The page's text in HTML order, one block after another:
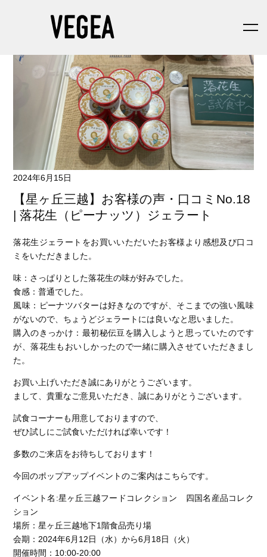
2024年6月15日
【星ヶ丘三越】お客様の声・口コミNo.18
| 落花生（ピーナッツ）ジェラート
落花生ジェラートをお買いいただいたお客様より感想及び口コ
ミをいただきました。
味：さっぱりとした落花生の味が好みでした。
食感：普通でした。
風味：ピーナツバターは好きなのですが、そこまでの強い風味
がないので、ちょうどジェラートには良いなと思いました。
購入のきっかけ：最初秘伝豆を購入しようと思っていたのです
が、落花生もおいしかったので一緒に購入させていただきまし
た。
お買い上げいただき誠にありがとうございます。
まして、貴重なご意見いただき、誠にありがとうございます。
試食コーナーも用意しておりますので、
ぜひ試しにご試食いただければ幸いです！
多数のご来店をお待ちしております！
今回のポップアップイベントのご案内はこちらです。
イベント名:星ヶ丘三越フードコレクション 四国名産品コレク
ション
場所：星ヶ丘三越地下1階食品売り場
会期：2024年6月12日（水）から6月18日（火）
開催時間：10:00-20:00